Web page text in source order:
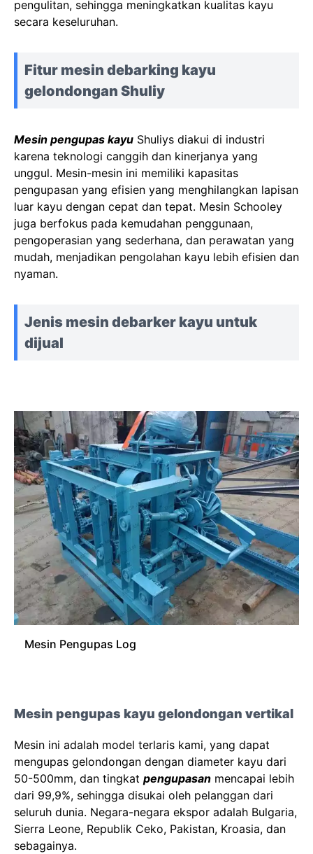
pengulitan, sehingga meningkatkan kualitas kayu
secara keseluruhan.
Fitur mesin debarking kayu
gelondongan Shuliy
Mesin pengupas kayu Shuliys diakui di industri
karena teknologi canggih dan kinerjanya yang
unggul. Mesin-mesin ini memiliki kapasitas
pengupasan yang efisien yang menghilangkan lapisan
luar kayu dengan cepat dan tepat. Mesin Schooley
juga berfokus pada kemudahan penggunaan,
pengoperasian yang sederhana, dan perawatan yang
mudah, menjadikan pengolahan kayu lebih efisien dan
nyaman.
Jenis mesin debarker kayu untuk
dijual
Mesin Pengupas Log
Mesin pengupas kayu gelondongan vertikal
Mesin ini adalah model terlaris kami, yang dapat
mengupas gelondongan dengan diameter kayu dari
50-500mm, dan tingkat pengupasan mencapai lebih
dari 99,9%, sehingga disukai oleh pelanggan dari
seluruh dunia. Negara-negara ekspor adalah Bulgaria,
Sierra Leone, Republik Ceko, Pakistan, Kroasia, dan
sebagainya.